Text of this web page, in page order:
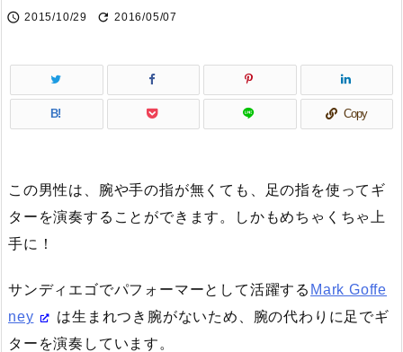
 2015/10/29  2016/05/07
B! Copy
この男性は、腕や手の指が無くても、足の指を使ってギ
ターを演奏することができます。しかもめちゃくちゃ上
手に！
サンディエゴでパフォーマーとして活躍する Mark Goffe
ney
は生まれつき腕がないため、腕の代わりに足でギ
ターを演奏しています。